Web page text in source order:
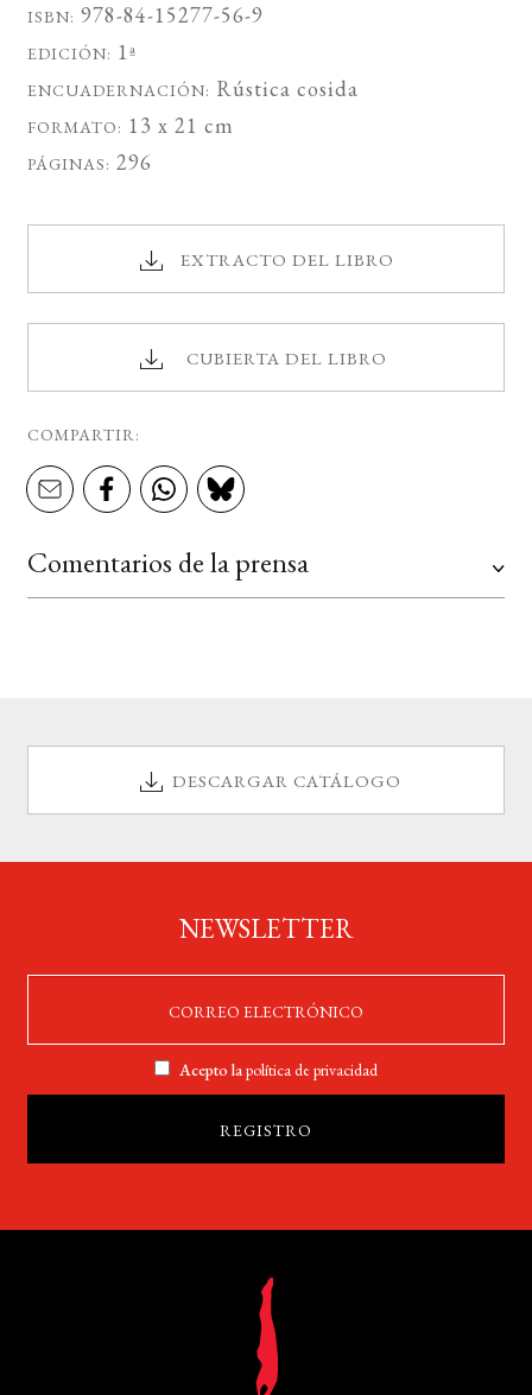
ISBN: 978-84-15277-56-9
EDICIÓN: 1ª
ENCUADERNACIÓN: Rústica cosida
FORMATO: 13 x 21 cm
PÁGINAS: 296
EXTRACTO DEL LIBRO
CUBIERTA DEL LIBRO
COMPARTIR:
Comentarios de la prensa
DESCARGAR CATÁLOGO
NEWSLETTER
Acepto lapolítica de privacidad